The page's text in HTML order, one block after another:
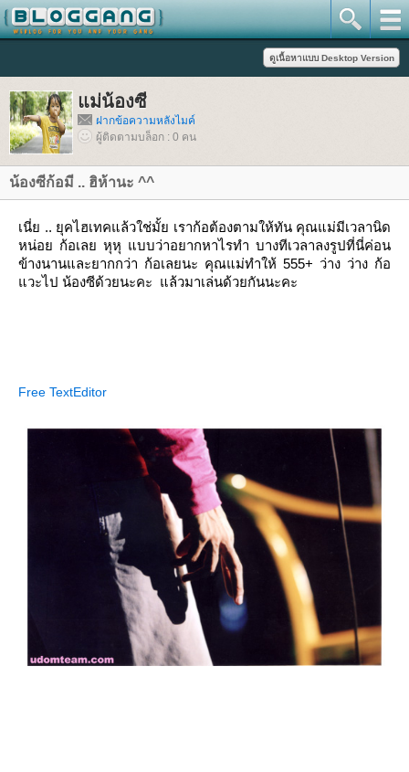
ม่น้องซี
ฝากข้อความหลังไมค์
ผู้ติดตามบล็อก : 0 คน
น้องซีก้อมี .. ฮิห้านะ ^^
เนี่ย .. ยุคไฮเทคแล้วใช่มั้ย เราก้อต้องตามให้ทัน คุณแม่มีเวลานิด
หน่อย ก้อเลย หุหุ แบบว่าอยากหาไรทำ บางทีเวลาลงรูปที่นี่ค่อน
ข้างนานและยากกว่า ก้อเลยนะ คุณแม่ทำให้ 555+ ว่าง ว่าง ก้อ
วะไป น้องซีด้วยนะคะ แล้วมาเล่นด้วยกันนะคะ
Free TextEditor